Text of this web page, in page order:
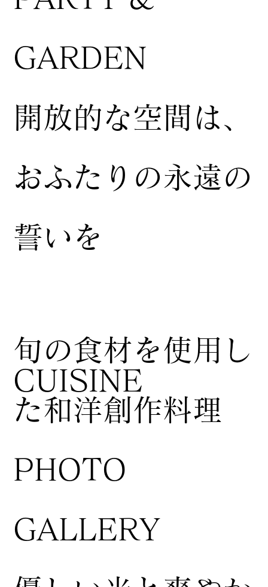
CUISINE
​旬の食材を使用し
た和洋創作料理
​PHOTO
GALLERY
GARDEN
開放的な空間は、
おふたりの永遠の
誓いを